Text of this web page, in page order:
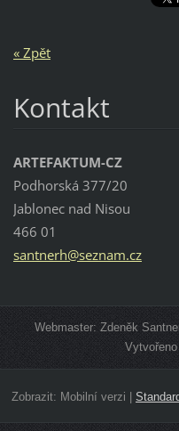
« Zpět
Kontakt
ARTEFAKTUM-CZ
Podhorská 377/20
Jablonec nad Nisou
466 01
santnerh@seznam.cz
Webmaster: Zdeněk
Zobrazit: Mobilní verzi